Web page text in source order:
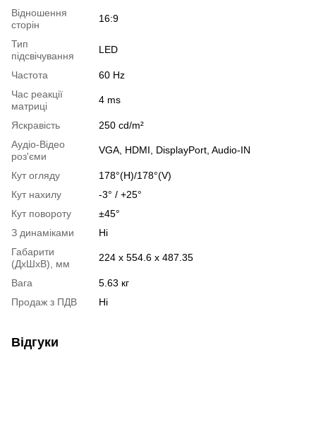
Відношення
сторін
16:9
Тип
підсвічування
LED
Частота
60 Hz
Час реакції
матриці
4 ms
Яскравість
250 cd/m²
Аудіо-Відео
роз'єми
VGA, HDMI, DisplayPort, Audio-IN
Кут огляду
178°(H)/178°(V)
Кут нахилу
-3° / +25°
Кут повороту
±45°
З динаміками
Ні
Габарити
(ДхШхВ), мм
224 x 554.6 x 487.35
Вага
5.63 кг
Продаж з ПДВ
Ні
Відгуки